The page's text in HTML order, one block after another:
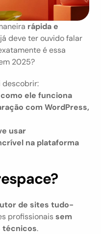
rápida e
deve ter ouvido falar
é essa
2025?
descobrir:
ele funciona
com WordPress,
usar
na plataforma
de sites tudo-
profissionais sem
técnicos.